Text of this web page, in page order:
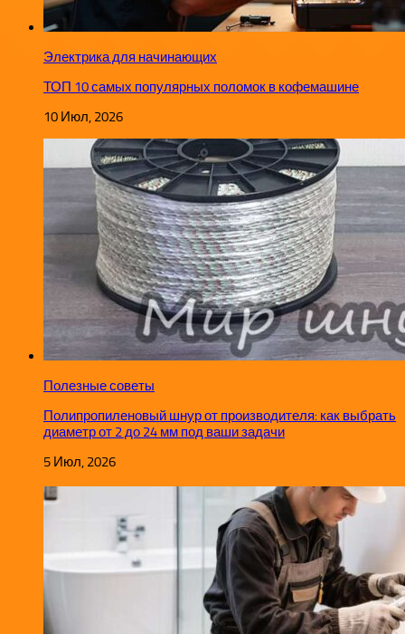
Электрика для начинающих
ТОП 10 самых популярных поломок в кофемашине
10 Июл, 2026
Полезные советы
Полипропиленовый шнур от производителя: как выбрать
диаметр от 2 до 24 мм под ваши задачи
5 Июл, 2026